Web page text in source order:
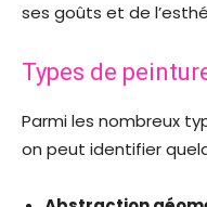
ses goûts et de
Types de
Parmi les nombreux
on peut identifier